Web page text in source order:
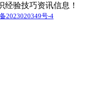
验技巧资讯信息！
2023020349号-4